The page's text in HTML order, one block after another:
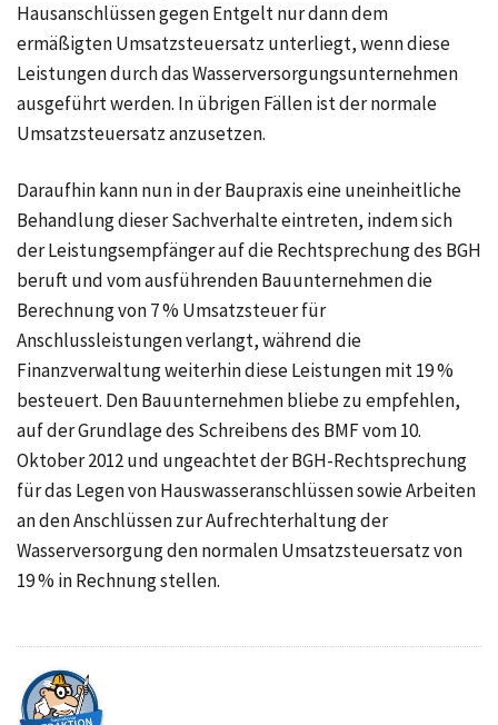
Hausanschlüssen gegen Entgelt nur dann dem
ermäßigten Umsatzsteuersatz unterliegt, wenn diese
Leistungen durch das Wasserversorgungsunternehmen
ausgeführt werden. In übrigen Fällen ist der normale
Umsatzsteuersatz anzusetzen.
Daraufhin kann nun in der Baupraxis eine uneinheitliche
Behandlung dieser Sachverhalte eintreten, indem sich
der Leistungsempfänger auf die Rechtsprechung des BGH
beruft und vom ausführenden Bauunternehmen die
Berechnung von 7 % Umsatzsteuer für
Anschlussleistungen verlangt, während die
Finanzverwaltung weiterhin diese Leistungen mit 19 %
besteuert. Den Bauunternehmen bliebe zu empfehlen,
auf der Grundlage des Schreibens des BMF vom 10.
Oktober 2012 und ungeachtet der BGH-Rechtsprechung
für das Legen von Hauswasseranschlüssen sowie Arbeiten
an den Anschlüssen zur Aufrechterhaltung der
Wasserversorgung den normalen Umsatzsteuersatz von
19 % in Rechnung stellen.